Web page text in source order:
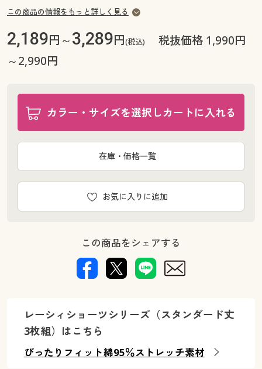
この商品の情報をもっと詳しく見る
2,189円～3,289円(税込)
税抜価格 1,990円
～2,990円
カラー・サイズを選択しカートに入れる
お気に入りに追加
在庫・価格一覧
この商品をシェアする
レーシィショーツシリーズ（スタンダード丈
3枚組）はこちら
ぴったりフィット綿95％ストレッチ素材